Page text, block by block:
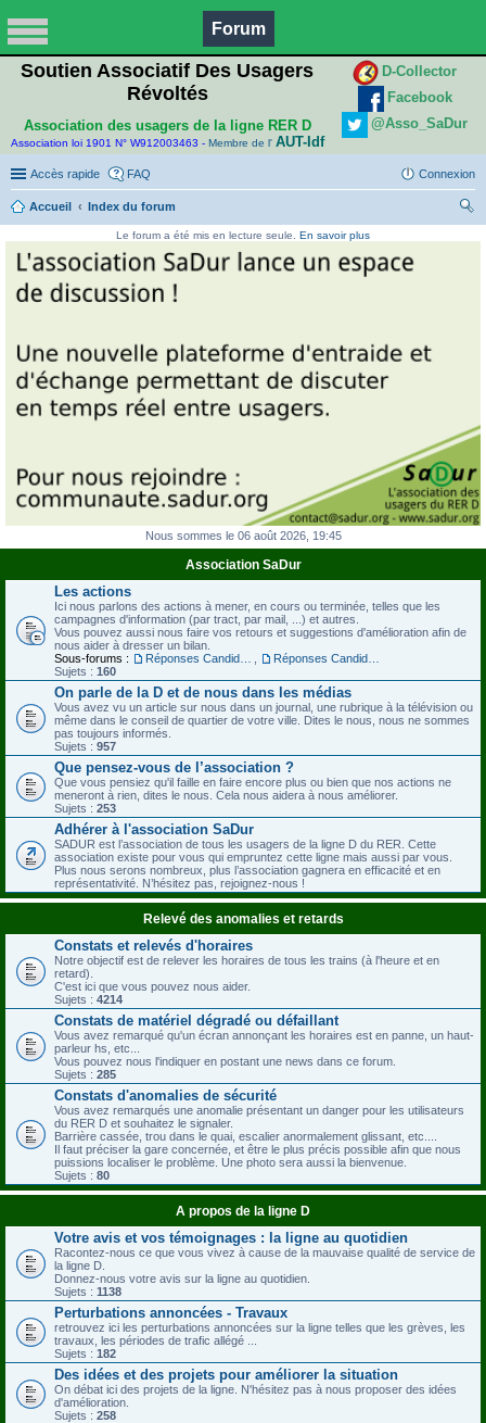
Forum
Soutien Associatif Des Usagers
Révoltés
Association des usagers de la ligne RER D
Association loi 1901 N° W912003463 - Membre de l' AUT-Idf
D-Collector
Facebook
@Asso_SaDur
Accès rapide FAQ Connexion
Accueil
Index du forum
Le forum a été mis en lecture seule. En savoir plus
Nous sommes le 06 août 2026, 19:45
Association SaDur
Les actions
Ici nous parlons des actions à mener, en cours ou terminée, telles que les
campagnes d'information (par tract, par mail, ...) et autres.
Vous pouvez aussi nous faire vos retours et suggestions d'amélioration afin de
nous aider à dresser un bilan.
Sous-forums :
Sujets : 160
On parle de la D et de nous dans les médias
Vous avez vu un article sur nous dans un journal, une rubrique à la télévision ou
même dans le conseil de quartier de votre ville. Dites le nous, nous ne sommes
pas toujours informés.
Sujets : 957
Que pensez-vous de l’association ?
Que vous pensiez qu'il faille en faire encore plus ou bien que nos actions ne
meneront à rien, dites le nous. Cela nous aidera à nous améliorer.
Sujets : 253
Adhérer à l'association SaDur
SADUR est l’association de tous les usagers de la ligne D du RER. Cette
association existe pour vous qui empruntez cette ligne mais aussi par vous.
Plus nous serons nombreux, plus l’association gagnera en efficacité et en
représentativité. N’hésitez pas, rejoignez-nous !
Relevé des anomalies et retards
Constats et relevés d'horaires
Notre objectif est de relever les horaires de tous les trains (à l'heure et en
retard).
C'est ici que vous pouvez nous aider.
Sujets : 4214
Constats de matériel dégradé ou défaillant
Vous avez remarqué qu'un écran annonçant les horaires est en panne, un haut-
parleur hs, etc...
Vous pouvez nous l'indiquer en postant une news dans ce forum.
Sujets : 285
Constats d'anomalies de sécurité
Vous avez remarqués une anomalie présentant un danger pour les utilisateurs
du RER D et souhaitez le signaler.
Barrière cassée, trou dans le quai, escalier anormalement glissant, etc....
Il faut préciser la gare concernée, et être le plus précis possible afin que nous
puissions localiser le problème. Une photo sera aussi la bienvenue.
Sujets : 80
A propos de la ligne D
Votre avis et vos témoignages : la ligne au quotidien
Racontez-nous ce que vous vivez à cause de la mauvaise qualité de service de
la ligne D.
Donnez-nous votre avis sur la ligne au quotidien.
Sujets : 1138
Perturbations annoncées - Travaux
retrouvez ici les perturbations annoncées sur la ligne telles que les grèves, les
travaux, les périodes de trafic allégé ...
Sujets : 182
Des idées et des projets pour améliorer la situation
On débat ici des projets de la ligne. N'hésitez pas à nous proposer des idées
d'amélioration.
Sujets : 258